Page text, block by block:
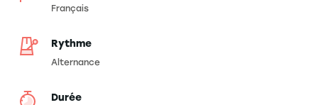
Français
Rythme
Alternance
Durée